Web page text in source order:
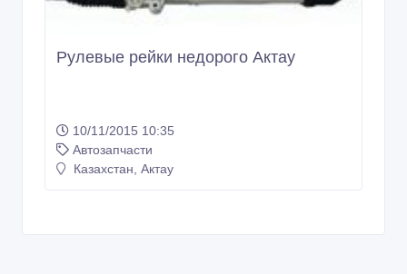
Рулевые рейки недорого Актау
10/11/2015 10:35
Автозапчасти
Казахстан, Актау